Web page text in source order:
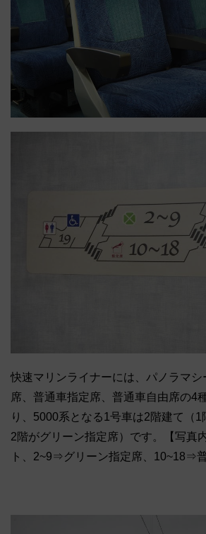
快速マリンライナーには、パノラマシ
席、普通車指定席、普通車自由席の4
り、5000系となる1号車は2階建て（1
2階がグリーン指定席）です。【写真
ト、2~9⇒グリーン指定席、10~18⇒普